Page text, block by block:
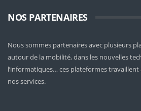
NOS PARTENAIRES
Nous sommes partenaires avec plusieurs
autour de la mobilité, dans les nouvelles
l’informatiques… ces plateformes
nos services.